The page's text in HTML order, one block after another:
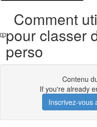
Comment
pour classer
perso
Contenu
If you're already
Inscrivez-vous